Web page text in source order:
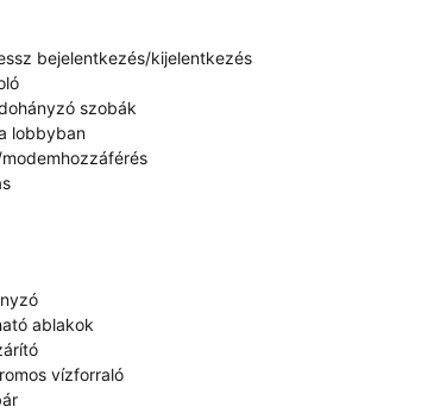
bejelentkezés/kijelentkezés
szobák
lobbyban
ablakok
vízforraló